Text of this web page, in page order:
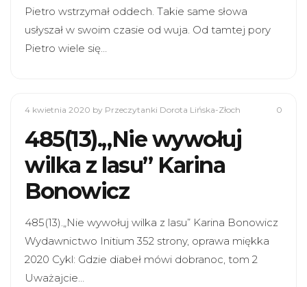
Pietro wstrzymał oddech. Takie same słowa
usłyszał w swoim czasie od wuja. Od tamtej pory
Pietro wiele się…
4 kwietnia 2020 by Przeczytanki Dorota Lińska-Złoch 0
485(13).„Nie wywołuj
wilka z lasu” Karina
Bonowicz
485(13).„Nie wywołuj wilka z lasu” Karina Bonowicz
Wydawnictwo Initium 352 strony, oprawa miękka
2020 Cykl: Gdzie diabeł mówi dobranoc, tom 2
Uważajcie…